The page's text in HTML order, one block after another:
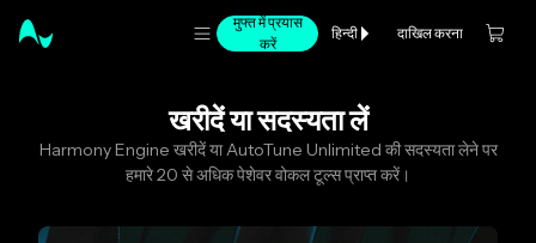
मुफ्त में प्रयास
करें
हिन्दी दाखिल करना
खरीदें या सदस्यता लें
Harmony Engine खरीदें या AutoTune Unlimited की सदस्यता लेने पर
हमारे 20 से अधिक पेशेवर वोकल टूल्स प्राप्त करें।